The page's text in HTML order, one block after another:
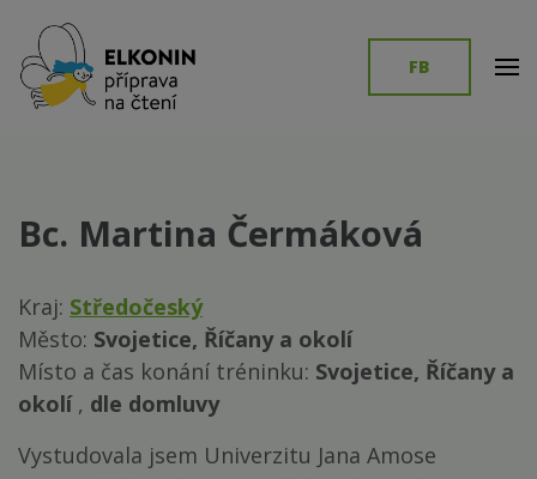
obsah
(stiskněte
FB
Bc. Martina Čermáková
Kraj: Středočeský
Město: Svojetice, Říčany a okolí
Místo a čas konání tréninku: Svojetice, Říčany a
okolí , dle domluvy
Vystudovala jsem Univerzitu Jana Amose